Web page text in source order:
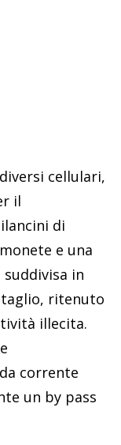
cellulari,
il
di
e una
in
ritenuto
illecita.
corrente
un by pass